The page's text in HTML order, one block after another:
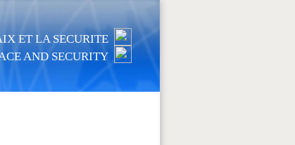
ET LA SECURITE
AND SECURITY